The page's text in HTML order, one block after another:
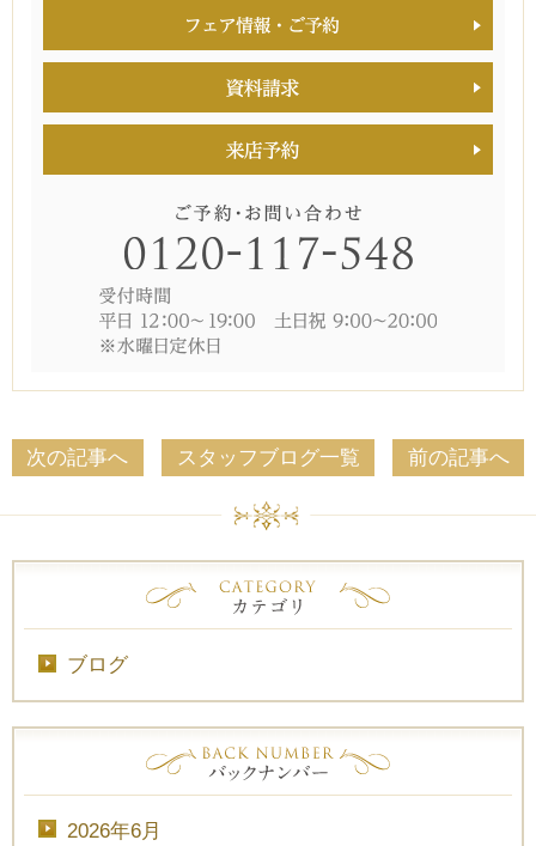
スタッフブログ一覧
次の記事へ 前の記事へ
ブログ
2026年6月